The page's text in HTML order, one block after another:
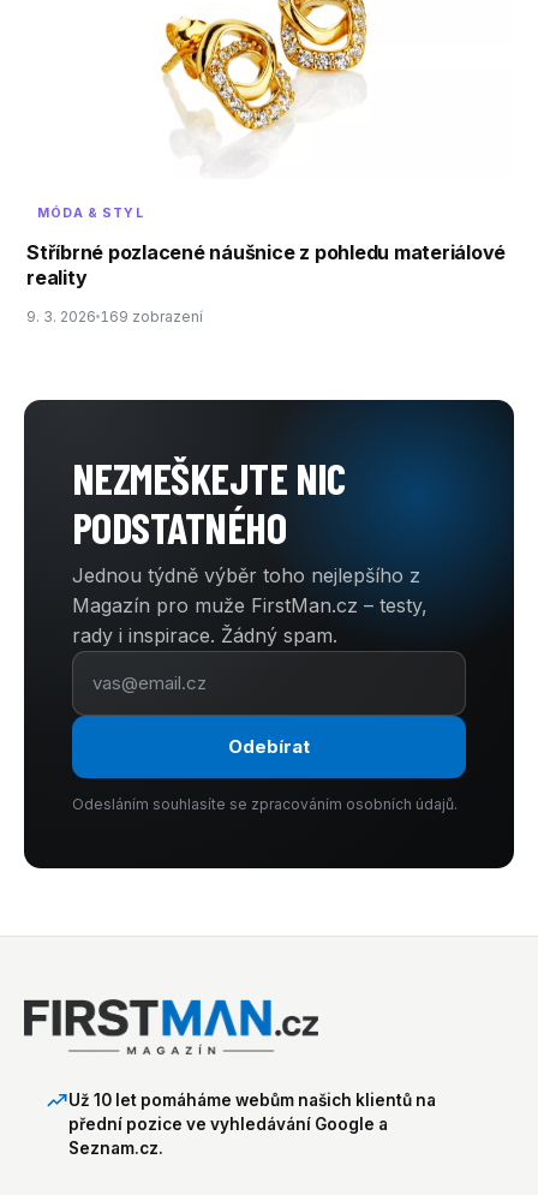
MÓDA & STYL
Stříbrné pozlacené náušnice z pohledu materiálové
reality
9. 3. 2026 169 zobrazení
NEZMEŠKEJTE NIC
PODSTATNÉHO
Jednou týdně výběr toho nejlepšího z
Magazín pro muže FirstMan.cz – testy,
rady i inspirace. Žádný spam.
Odebírat
Odesláním souhlasíte se zpracováním osobních údajů.
Už 10 let pomáháme webům našich klientů na
přední pozice ve vyhledávání Google a
Seznam.cz.